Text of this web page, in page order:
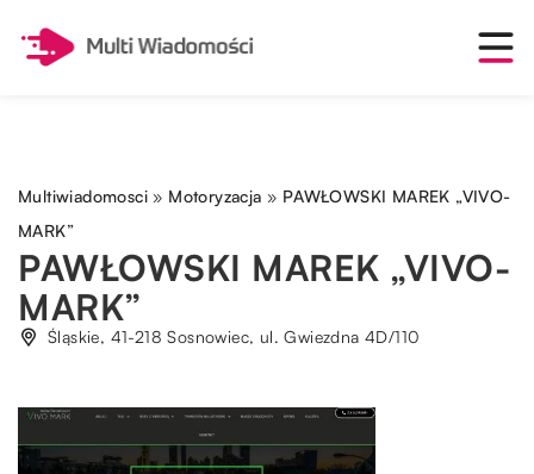
Multiwiadomosci » Motoryzacja » PAWŁOWSKI MAREK „VIVO-
MARK”
PAWŁOWSKI MAREK „VIVO-
MARK”
Śląskie, 41-218 Sosnowiec, ul. Gwiezdna 4D/110